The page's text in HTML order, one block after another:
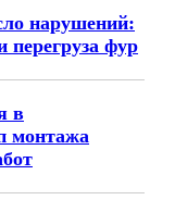
нарушений:
перегруза фур
в
монтажа